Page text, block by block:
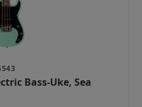
Bass-Uke, Sea